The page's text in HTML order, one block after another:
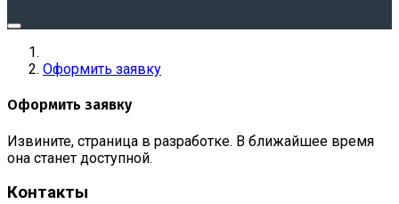
Оформить заявку
Оформить заявку
Извините, страница в разработке. В ближайшее время
она станет доступной.
Контакты